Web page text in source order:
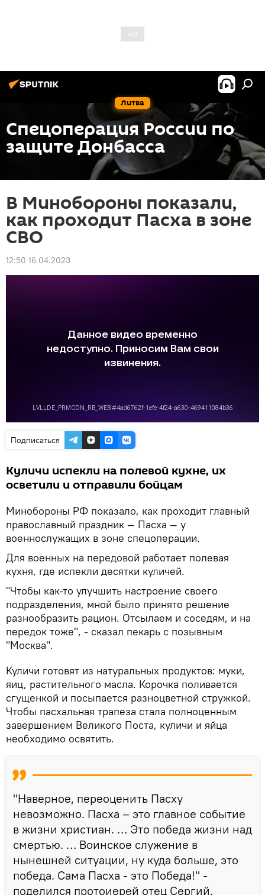
Литва
Спецоперация России по
защите Донбасса
В Минобороны показали,
как проходит Пасха в зоне
СВО
12:50 16.04.2023
Подписаться
Куличи испекли на полевой кухне, их
осветили и отправили бойцам
Минобороны РФ показало, как проходит главный
православный праздник — Пасха — у
военнослужащих в зоне спецоперации.
Для военных на передовой работает полевая
кухня, где испекли десятки куличей.
"Чтобы как-то улучшить настроение своего
подразделения, мной было принято решение
разнообразить рацион. Отсылаем и соседям, и на
передок тоже", - сказал пекарь с позывным
"Москва".
Куличи готовят из натуральных продуктов: муки,
яиц, растительного масла. Корочка поливается
сгущенкой и посыпается разноцветной стружкой.
Чтобы пасхальная трапеза стала полноценным
завершением Великого Поста, куличи и яйца
необходимо освятить.
"Наверное, переоценить Пасху
невозможно. Пасха – это главное событие
в жизни христиан. … Это победа жизни над
смертью. … Воинское служение в
нынешней ситуации, ну куда больше, это
победа. Сама Пасха - это Победа!" -
поделился протоиерей отец Сергий.